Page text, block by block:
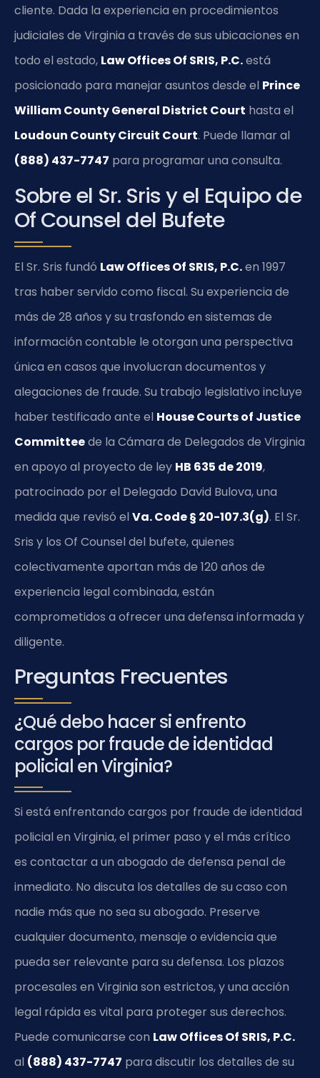
cliente. Dada la experiencia en procedimientos
judiciales de Virginia a través de sus ubicaciones en
todo el estado, Law Offices Of SRIS, P.C.está
posicionado para manejar asuntos desde el Prince
William County General District Court hasta el
Loudoun County Circuit Court. Puede llamar al
(888) 437-7747 para programar una consulta.
Sobre el Sr. Sris y el Equipo de
Of Counsel del Bufete
El Sr. Sris fundó Law Offices Of SRIS, P.C.en 1997
tras haber servido como fiscal. Su experiencia de
más de 28 años y su trasfondo en sistemas de
información contable le otorgan una perspectiva
única en casos que involucran documentos y
alegaciones de fraude. Su trabajo legislativo incluye
haber testificado ante el House Courts of Justice
Committeede la Cámara de Delegados de Virginia
en apoyo al proyecto de ley HB 635 de 2019,
patrocinado por el Delegado David Bulova, una
medida que revisó el Va. Code § 20-107.3(g). El Sr.
Sris y los Of Counsel del bufete, quienes
colectivamente aportan más de 120 años de
experiencia legal combinada, están
comprometidos a ofrecer una defensa informada y
diligente.
Preguntas Frecuentes
¿Qué debo hacer si enfrento
cargos por fraude de identidad
policial en Virginia?
Si está enfrentando cargos por fraude de identidad
policial en Virginia, el primer paso y el más crítico
es contactar a un abogado de defensa penal de
inmediato. No discuta los detalles de su caso con
nadie más que no sea su abogado. Preserve
cualquier documento, mensaje o evidencia que
pueda ser relevante para su defensa. Los plazos
procesales en Virginia son estrictos, y una acción
legal rápida es vital para proteger sus derechos.
Puede comunicarse con Law Offices Of SRIS, P.C.
al (888) 437-7747 para discutir los detalles de su